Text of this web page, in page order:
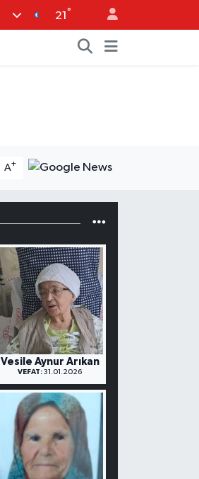
21 °
A+
Vesile Aynur Arıkan
VEFAT: 31.01.2026